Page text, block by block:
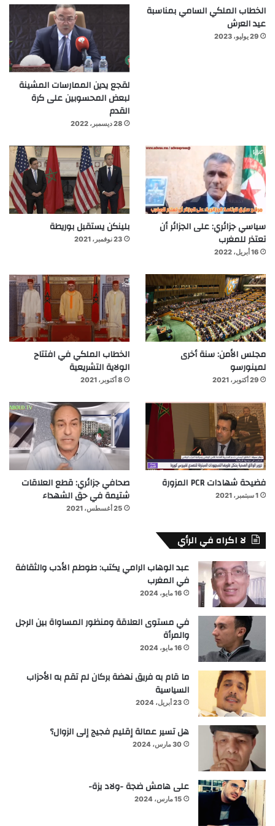
الخطاب الملكي السامي بمناسبة
عيد العرش
29 يوليو، 2023
لقجع يدين الممارسات المشينة
لبعض المحسوبين على كرة
القدم
28 ديسمبر، 2022
سياسي جزائري: على الجزائر أن
تعتذر للمغرب
16 أبريل، 2022
بلينكن يستقبل بوريطة
23 نوفمبر، 2021
مجلس الأمن: سنة أخرى
لمينورسو
29 أكتوبر، 2021
الخطاب الملكي في افتتاح
الولاية التشريعية
8 أكتوبر، 2021
فضيحة شهادات PCR المزورة
1 سبتمبر، 2021
صحافي جزائري: قطع العلاقات
شتيمة في حق الشهداء
25 أغسطس، 2021
لا اكراه في الرأي
عبد الوهاب الرامي يكتب: طوطم الأدب والثقافة
في المغرب
16 مايو، 2024
في مستوى العلاقة ومنظور المساواة بين الرجل
والمرأة
16 مايو، 2024
ما قام به فريق نهضة بركان لم تقم به الأحزاب
السياسية
23 أبريل، 2024
هل تسير عمالة إقليم فجيج إلى الزوال؟
30 مارس، 2024
على هامش ضجة -ولاد يزة-
15 مارس، 2024